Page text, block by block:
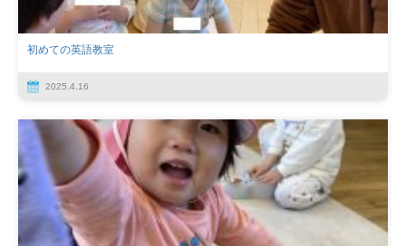
初めての英語教室
2025.4.16